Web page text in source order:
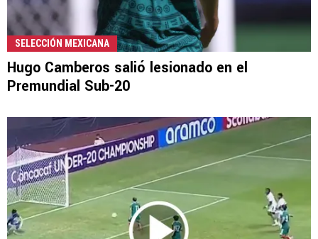
SELECCIÓN MEXICANA
Hugo Camberos salió lesionado en el
Premundial Sub-20